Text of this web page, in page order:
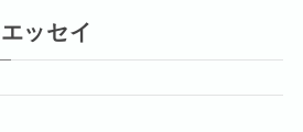
ッセイ